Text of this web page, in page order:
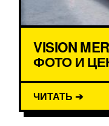
VISION
ФОТО И
ЧИТАТЬ ➔